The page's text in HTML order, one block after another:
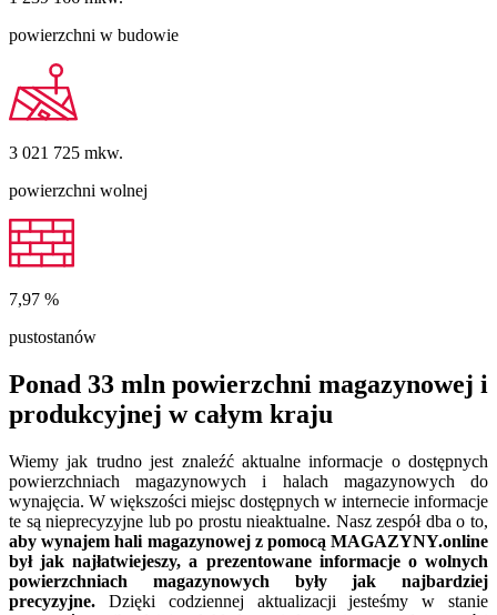
powierzchni w budowie
3 021 725 mkw.
powierzchni wolnej
7,97 %
pustostanów
Ponad 33 mln powierzchni magazynowej i
produkcyjnej w całym kraju
Wiemy jak trudno jest znaleźć aktualne informacje o dostępnych
powierzchniach magazynowych i halach magazynowych do
wynajęcia. W większości miejsc dostępnych w internecie informacje
te są nieprecyzyjne lub po prostu nieaktualne. Nasz zespół dba o to,
aby wynajem hali magazynowej z pomocą MAGAZYNY.online
był jak najłatwiejeszy, a prezentowane informacje o wolnych
powierzchniach magazynowych były jak najbardziej
precyzyjne. Dzięki codziennej aktualizacji jesteśmy w stanie